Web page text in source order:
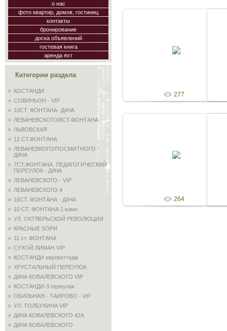
о нас
фото квартир, домов, гостиниц
контакты
бронирование
доска объявлений
гостевая книга
аренда яхт
Категории раздела
КОСТАНДИ
СОВИНЬОН - VIP
10СТ. ФОНТАНА -ДАЧА
ЛЕВАНЕВСКОГО/8СТ.ФОНТАНА
ЛЬВОВСКАЯ
12 СТ.ФОНТАНА
ЛЕВАНЕВКОГО/ПОСМИТНОГО -
ДАЧА
7СТ.ФОНТАНА. ПЕДАГОГИЧЕСКИЙ
ПЕРЕУЛОК - ДАЧА
ЛЕВАНЕВСКОГО - VIP
ЛЕВАНЕВСКОГО 4
16СТ. ФОНТАНА - ДАЧА
10 СТ. ФОНТАНА 1 комн
УЛ. ОКТЯБРЬСКОЙ РЕВОЛЮЦИИ
КРАСНЫЕ ЗОРИ
11 ст. ФОНТАНА
СУХОЙ ЛИМАН VIP
КОСТАНДИ еврокоттедж
ХРУСТАЛЬНЫЙ ПЕРЕУЛОК
ДАЧА КОВАЛЕВСКОГО VIP
КОСТАНДИ-3 переулок
ОБИЛЬНАЯ - ТАИРОВО - VIP
УЛ. ТОЛБУХИНА VIP
ДАЧА КОВАЛЕВСКОГО 42А
ДАЧА КОВАЛЕВСКОГО
277
264